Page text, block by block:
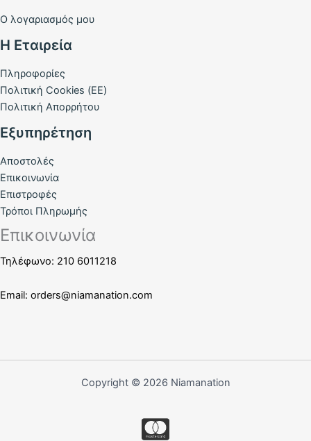
Ο λογαριασμός μου
Η Εταιρεία
Πληροφορίες
Πολιτική Cookies (ΕΕ)
Πολιτική Απορρήτου
Εξυπηρέτηση
Αποστολές
Επικοινωνία
Επιστροφές
Τρόποι Πληρωμής
Επικοινωνία
Τηλέφωνο: 210 6011218
Email: orders@niamanation.com
Copyright © 2026 Niamanation